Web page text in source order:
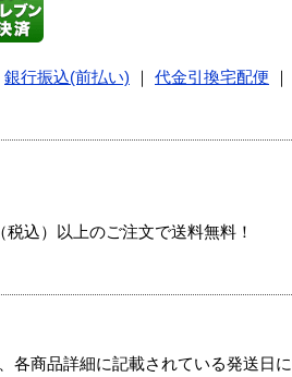
銀行振込(前払い) 代金引換宅配便
込）以上のご注文で送料無料！
各商品詳細に記載されている発送日